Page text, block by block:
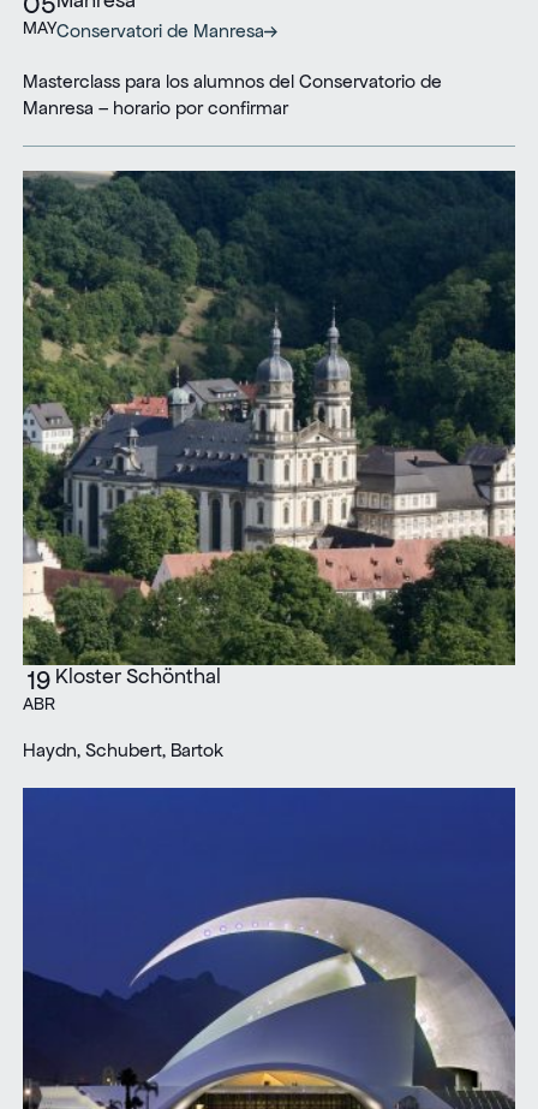
MAYConservatori de Manresa
Masterclass para los alumnos del Conservatorio de
Manresa – horario por confirmar
19
ABR
Kloster Schönthal
Haydn, Schubert, Bartok